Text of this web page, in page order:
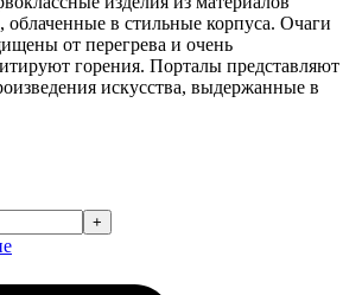
облаченные в стильные корпуса. Очаги
от перегрева и очень
горения. Порталы представляют
искусства, выдержанные в
+